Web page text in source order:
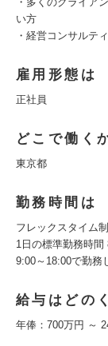
い方
・経営コンサルテ
雇用形態は
正社員
どこで働く
東京都
勤務時間は
フレックスタイム
1日の標準勤務時間
9:00～18:00で勤務
給与はどの
年俸：700万円 ～